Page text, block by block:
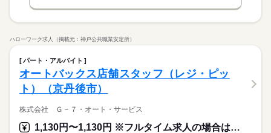
ハローワーク求人（掲載元：神戸公共職業安定所）
パート・アルバイト
オートバックス店舗スタッフ（レジ・ピッ
ト）（京丹後市）
株式会社 Ｇ－７・オート・サービス
1,130円〜1,130円 ※フルタイム求人の場合は月額（換算額）、パート求人の場合は時間額を表示しています。